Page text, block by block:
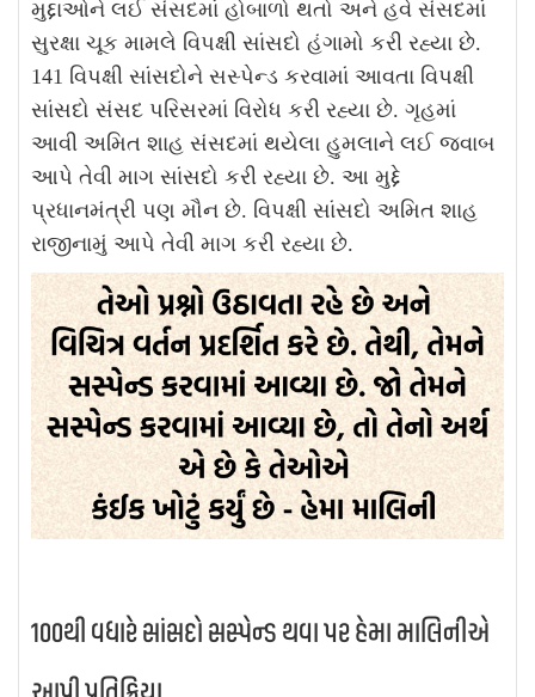
મુદ્દાઓને લઈ સંસદમાં હોબાળો થતો અને હવે સંસદમાં
સુરક્ષા ચૂક મામલે વિપક્ષી સાંસદો હંગામો કરી રહ્યા છે.
141 વિપક્ષી સાંસદોને સસ્પેન્ડ કરવામાં આવતા વિપક્ષી
સાંસદો સંસદ પરિસરમાં વિરોધ કરી રહ્યા છે. ગૃહમાં
આવી અમિત શાહ સંસદમાં થયેલા હુમલાને લઈ જવાબ
આપે તેવી માગ સાંસદો કરી રહ્યા છે. આ મુદ્દે
પ્રધાનમંત્રી પણ મૌન છે. વિપક્ષી સાંસદો અમિત શાહ
રાજીનામું આપે તેવી માગ કરી રહ્યા છે.
100થી વધારે સાંસદો સસ્પેન્ડ થવા પર હેમા માલિનીએ